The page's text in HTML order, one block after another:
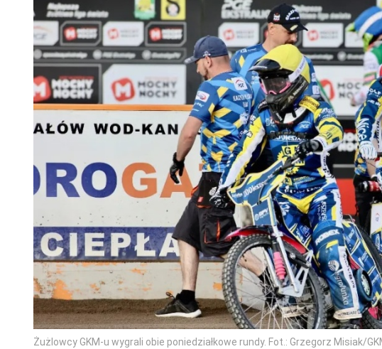
Żużlowcy GKM-u wygrali obie poniedziałkowe rundy. Fot.: Grzegorz Misiak/